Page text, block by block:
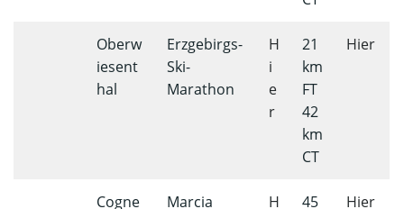
Oberw
iesent
hal
Erzgebirgs-
Ski-
Marathon
H
i
e
r
21
km
FT
42
km
CT
Hier
Cogne Marcia H 45 Hier